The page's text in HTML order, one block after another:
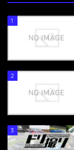
1
2
3